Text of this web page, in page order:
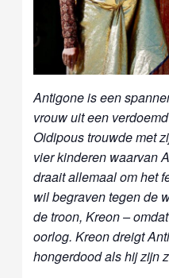
Antigone is een
vrouw uit een
Oidipous trouwde met
vier kinderen waarvan
draait allemaal om het
wil begraven tegen de
de troon, Kreon –
oorlog. Kreon dreigt
hongerdood als hij zijn